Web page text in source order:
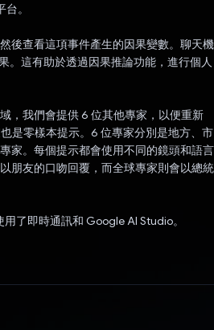
。
後查看這項事件產生的因果變數。聊天機
。這有助於透過因果推論功能，進行個人
，我們會提供 6 位其他專家，以便重新
是零樣本提示。6 位專家分別是地方、市
家。每個提示都會使用不同的鏡頭和語言
朋友的口吻回覆，而全球專家則會以總統
了即時通訊和 Google AI Studio。